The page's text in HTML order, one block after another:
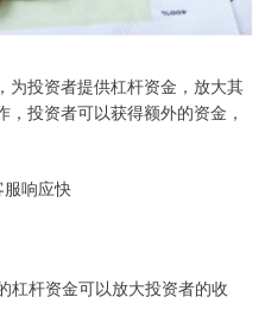
为投资者提供杠杆资金，放大其
投资者可以获得额外的资金，
响应快
杠杆资金可以放大投资者的收